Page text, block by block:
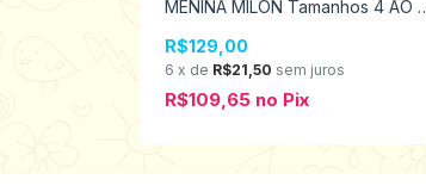
MENINA MILON Tamanhos 4 AO 8
R$129,00
6 x de R$21,50 sem juros
R$109,65 no Pix